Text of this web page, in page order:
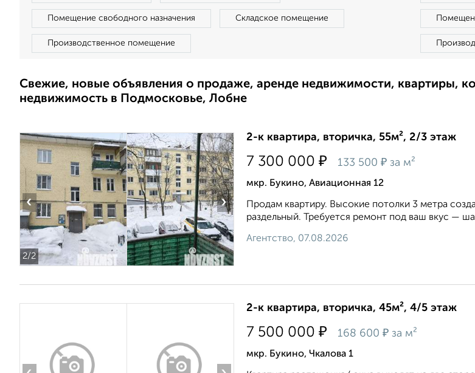
Помещение свободного назначения Складское помещение
Производственное помещение
Свежие, новые объявления о продаже, аренде недвижимости, квартиры,
недвижимость в Подмосковье, Лобне
2/2
‹ ›
2-к квартира, вторичка, 55м², 2/3 этаж
7 300 000 ₽ 133 500 ₽ за м²
мкр. Букино, Авиационная 12
Продам квартиру. Высокие потолки 3 метра
раздельный. Требуется ремонт под ваш вкус —
Агентство, 07.08.2026
2-к квартира, вторичка, 45м², 4/5 этаж
7 500 000 ₽ 168 600 ₽ за м²
мкр. Букино, Чкалова 1